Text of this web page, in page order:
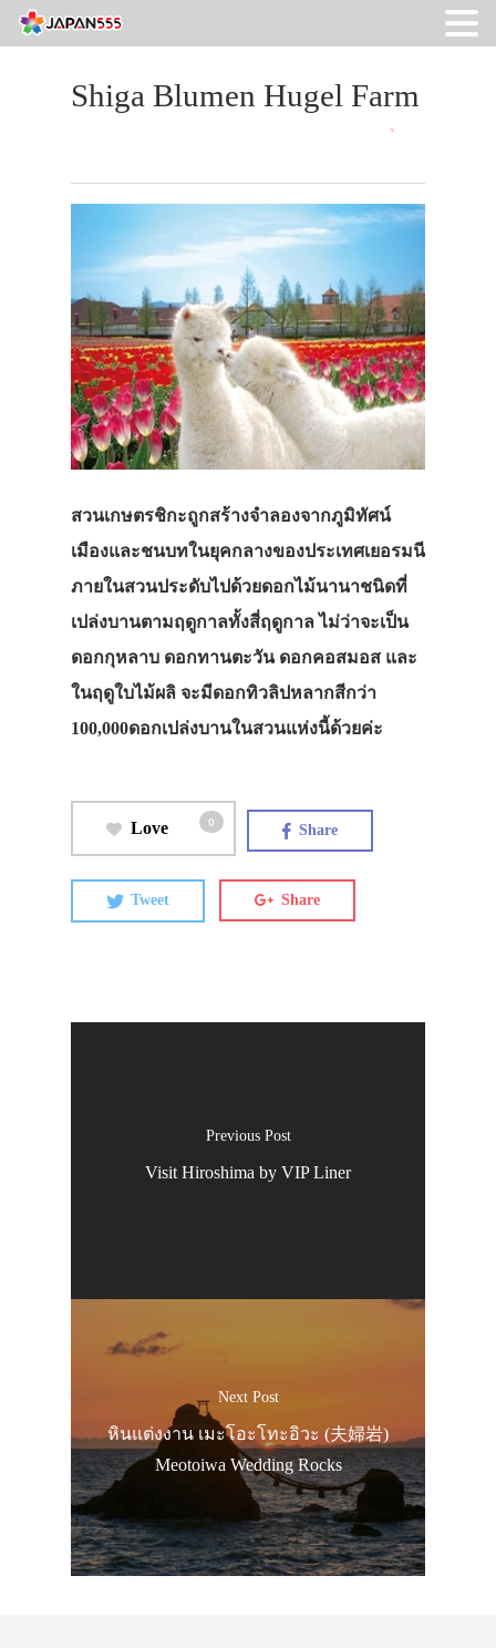
Shiga Blumen Hugel Farm
สวนเกษตรชิกะถูกสร้างจำลองจากภูมิทัศน์
เมืองและชนบทในยุคกลางของประเทศเยอรมนี
ภายในสวนประดับไปด้วยดอกไม้นานาชนิดที่
เปล่งบานตามฤดูกาลทั้งสี่ฤดูกาล ไม่ว่าจะเป็น
ดอกกุหลาบ ดอกทานตะวัน ดอกคอสมอส และ
ในฤดูใบไม้ผลิ จะมีดอกทิวลิปหลากสีกว่า
100,000ดอกเปล่งบานในสวนแห่งนี้ด้วยค่ะ
Love 0 Share
Tweet Share
Previous Post
Visit Hiroshima by VIP Liner
Next Post
หินแต่งงาน เมะโอะโทะอิวะ (夫婦岩)
Meotoiwa Wedding Rocks